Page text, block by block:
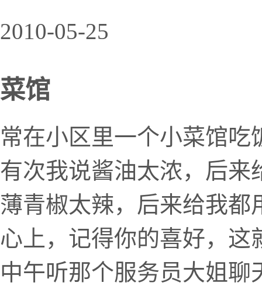
2010-05-25
菜馆
常在小区里一个小菜馆
有次我说酱油太浓，后来
薄青椒太辣，后来给我
心上，记得你的喜好，
中午听那个服务员大姐